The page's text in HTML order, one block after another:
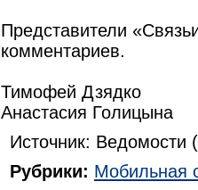
Представители
комментариев.
Тимофей Дзядко
Анастасия Голицына
Источник: Ведомости (
Рубрики: Мобильная